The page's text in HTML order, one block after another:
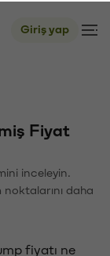
Giriş yap
Fiyat
inceleyin.
daha
fiyatı ne